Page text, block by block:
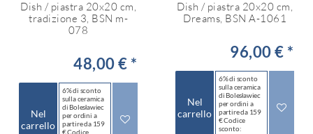
Dish / piastra 20x20 cm,
tradizione 3, BSN m-
078
48,00 € *
Nel
carrello
6% di sconto
sulla ceramica
di Bolesławiec
per ordini a
partire da 159
€ Codice
Dish / piastra 20x20 cm,
Dreams, BSN A-1061
96,00 € *
Nel
carrello
6% di sconto
sulla ceramica
di Bolesławiec
per ordini a
partire da 159
€ Codice
sconto: